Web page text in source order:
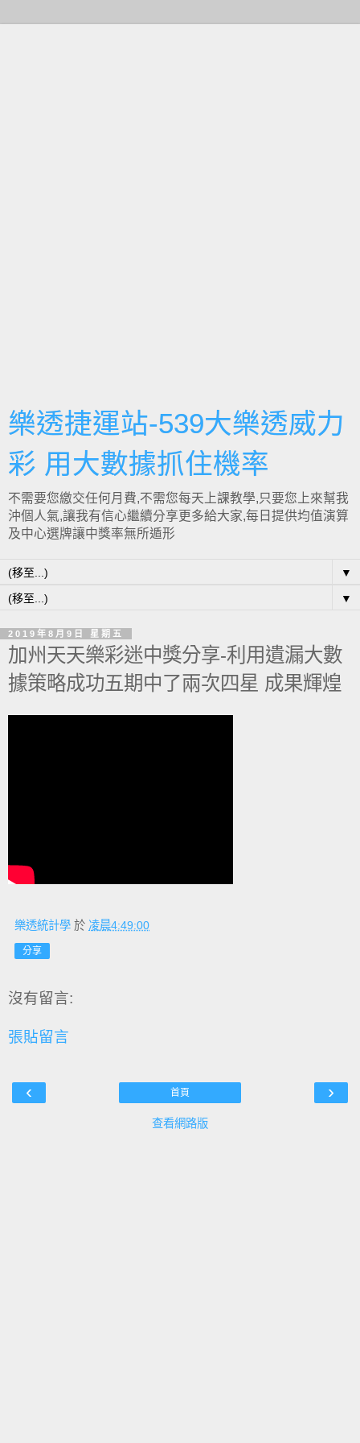
樂透捷運站-539大樂透威力
彩 用大數據抓住機率
不需要您繳交任何月費,不需您每天上課教學,只要您上來幫我
沖個人氣,讓我有信心繼續分享更多給大家,每日提供均值演算
及中心選牌讓中獎率無所遁形
▼
▼
2019年8月9日 星期五
加州天天樂彩迷中獎分享-利用遺漏大數
據策略成功五期中了兩次四星 成果輝煌
樂透統計學 於 凌晨4:49:00
分享
沒有留言:
張貼留言
‹ ›
首頁
查看網路版